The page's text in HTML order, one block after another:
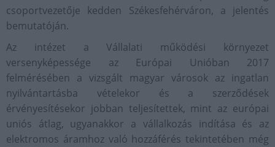
csoportvezetője kedden Székesfehérváron, a jelentés
bemutatóján.
Az intézet a Vállalati működési környezet
versenyképessége az Európai Unióban 2017
felmérésében a vizsgált magyar városok az ingatlan
nyilvántartásba vételekor és a szerződések
érvényesítésekor jobban teljesítettek, mint az európai
uniós átlag, ugyanakkor a vállalkozás indítása és az
elektromos áramhoz való hozzáférés tekintetében még